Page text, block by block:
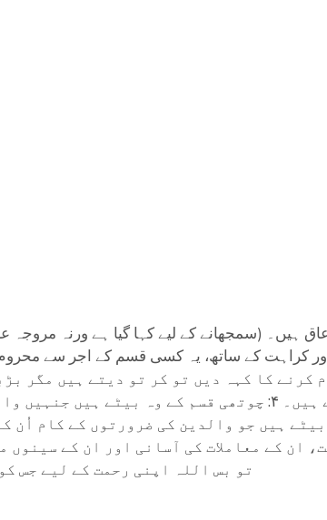
کراہت کے ساتھ، یہ کسی قسم کے اجر سے
کوئی کام کرنے کا کہہ دیں تو کر تو دیتے ہیں
تے ہوئے ۔یہ کام کر کے بھی گھاٹے میں ہیں بلکہ الٹا گناہ کما
کم ہوتے ہیں۔ ۵: پانچویں قسم کے وہ بیٹے ہیں جو والدین
ان کے معاملات کی آسانی اور ان کے سینوں
تو بس اللہ اپنی رحمت کے لیے جس